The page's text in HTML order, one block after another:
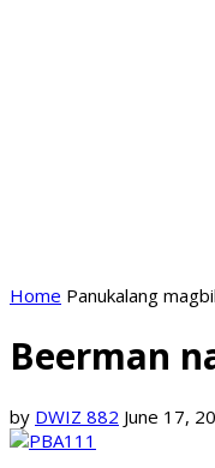
Home Panukalang
Beerman
by DWIZ 882 June 17,